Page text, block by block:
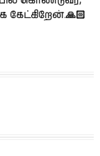
கேட்கிறேன்.🙏🏻